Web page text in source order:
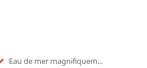
Eau de mer magnifiquement cristalline